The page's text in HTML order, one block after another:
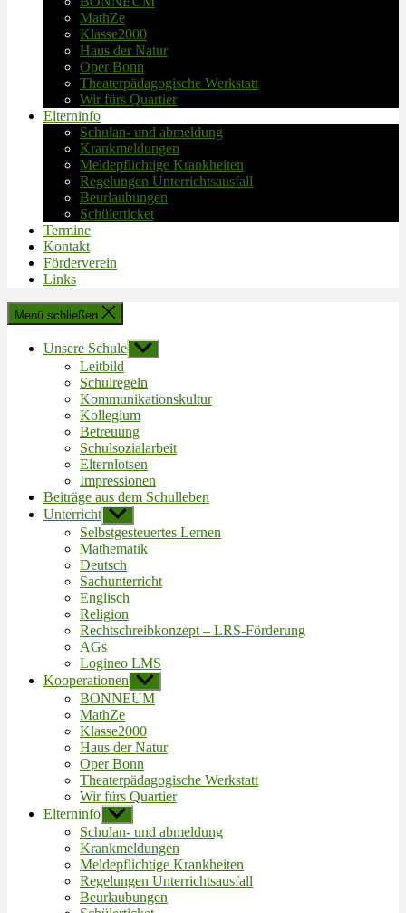
MathZe
Klasse2000
Haus der Natur
Oper Bonn
Theaterpädagogische Werkstatt
Wir fürs Quartier
Elterninfo
Schulan- und abmeldung
Krankmeldungen
Meldepflichtige Krankheiten
Regelungen Unterrichtsausfall
Beurlaubungen
Schülerticket
Termine
Kontakt
Förderverein
Links
Menü schließen
Unsere Schule Untermenü
anzeigen
Leitbild
Schulregeln
Kommunikationskultur
Kollegium
Betreuung
Schulsozialarbeit
Elternlotsen
Impressionen
Beiträge aus dem Schulleben
Unterricht Untermenü
anzeigen
Selbstgesteuertes Lernen
Mathematik
Deutsch
Sachunterricht
Englisch
Religion
Rechtschreibkonzept – LRS-Förderung
AGs
Logineo LMS
Kooperationen Untermenü
anzeigen
BONNEUM
MathZe
Klasse2000
Haus der Natur
Oper Bonn
Theaterpädagogische Werkstatt
Wir fürs Quartier
Elterninfo Untermenü
anzeigen
Schulan- und abmeldung
Krankmeldungen
Meldepflichtige Krankheiten
Regelungen Unterrichtsausfall
Beurlaubungen